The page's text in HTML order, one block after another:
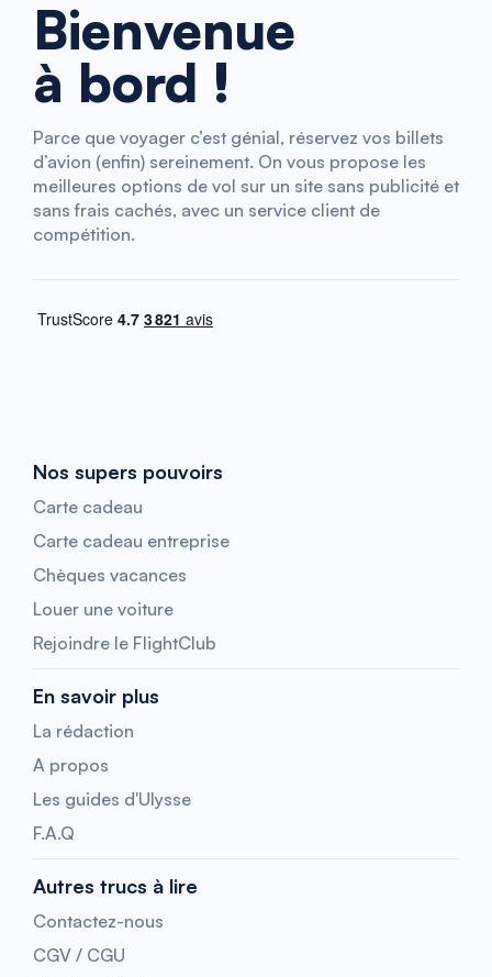
Bienvenue
à bord !
Parce que voyager c’est génial, réservez vos billets
d’avion (enfin) sereinement. On vous propose les
meilleures options de vol sur un site sans publicité et
sans frais cachés, avec un service client de
compétition.
Nos supers pouvoirs
Carte cadeau
Carte cadeau entreprise
Chèques vacances
Louer une voiture
Rejoindre le FlightClub
En savoir plus
La rédaction
A propos
Les guides d'Ulysse
F.A.Q
Autres trucs à lire
Contactez-nous
CGV / CGU